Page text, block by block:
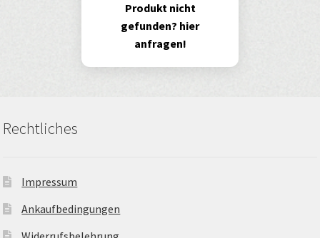
Produkt nicht
gefunden? hier
anfragen!
Rechtliches
Impressum
Ankaufbedingungen